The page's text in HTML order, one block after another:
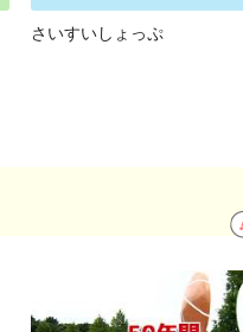
さいすいしょっぷ